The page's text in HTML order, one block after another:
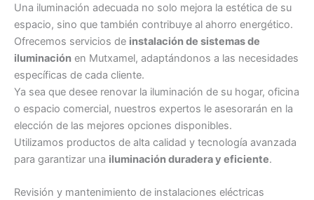
Una iluminación adecuada no solo mejora la estética de su
espacio, sino que también contribuye al ahorro energético.
Ofrecemos servicios de instalación de sistemas de
iluminación en Mutxamel, adaptándonos a las necesidades
específicas de cada cliente.
Ya sea que desee renovar la iluminación de su hogar, oficina
o espacio comercial, nuestros expertos le asesorarán en la
elección de las mejores opciones disponibles.
Utilizamos productos de alta calidad y tecnología avanzada
para garantizar una iluminación duradera y eficiente.
Revisión y mantenimiento de instalaciones eléctricas